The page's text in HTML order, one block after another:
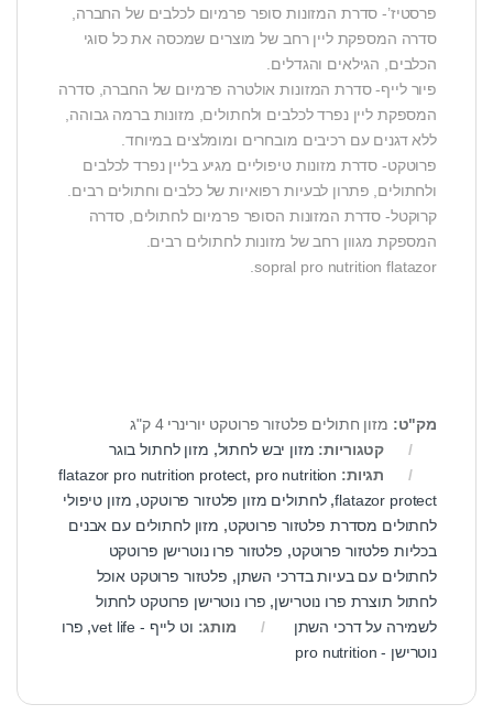
פרסטיז’- סדרת המזונות סופר פרמיום לכלבים של החברה,
סדרה המספקת ליין רחב של מוצרים שמכסה את כל סוגי
הכלבים, הגילאים והגדלים.
פיור לייף- סדרת המזונות אולטרה פרמיום של החברה, סדרה
המספקת ליין נפרד לכלבים ולחתולים, מזונות ברמה גבוהה,
ללא דגנים עם רכיבים מובחרים ומומלצים במיוחד.
פרוטקט- סדרת מזונות טיפוליים מגיע בליין נפרד לכלבים
ולחתולים, פתרון לבעיות רפואיות של כלבים וחתולים רבים.
קרוקטל- סדרת המזונות הסופר פרמיום לחתולים, סדרה
המספקת מגוון רחב של מזונות לחתולים רבים.
sopral pro nutrition flatazor.
מק"ט: מזון חתולים פלטזור פרוטקט יורינרי 4 ק"ג
קטגוריות: מזון יבש לחתול, מזון לחתול בוגר
תגיות:
flatazor pro nutrition protect, pro nutrition
flatazor protect
,לחתולים מזון פלטזור פרוטקט, מזון טיפולי
לחתולים מסדרת פלטזור פרוטקט, מזון לחתולים עם אבנים
בכליות פלטזור פרוטקט, פלטזור פרו נוטרישן פרוטקט
לחתולים עם בעיות בדרכי השתן, פלטזור פרוטקט אוכל
לחתול תוצרת פרו נוטרישן, פרו נוטרישן פרוטקט לחתול
לשמירה על דרכי השתן
מותג: וט לייף - vet life , פרו
נוטרישן - pro nutrition